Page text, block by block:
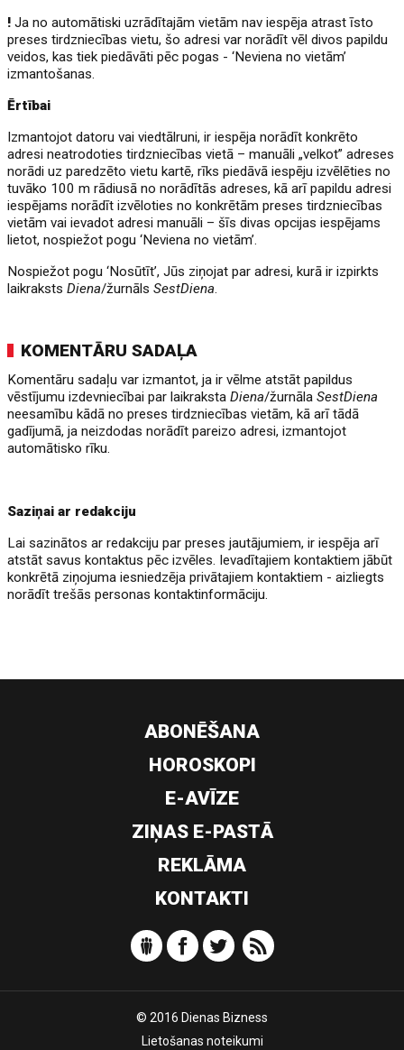
!Ja no automātiski uzrādītajām vietām nav iespēja atrast īsto
preses tirdzniecības vietu, šo adresi var norādīt vēl divos papildu
veidos, kas tiek piedāvāti pēc pogas - ‘Neviena no vietām’
izmantošanas.
Ērtībai
Izmantojot datoru vai viedtālruni, ir iespēja norādīt konkrēto
adresi neatrodoties tirdzniecības vietā – manuāli „velkot” adreses
norādi uz paredzēto vietu kartē, rīks piedāvā iespēju izvēlēties no
tuvāko 100 m rādiusā no norādītās adreses, kā arī papildu adresi
iespējams norādīt izvēloties no konkrētām preses tirdzniecības
vietām vai ievadot adresi manuāli – šīs divas opcijas iespējams
lietot, nospiežot pogu ‘Neviena no vietām’.
Nospiežot pogu ‘Nosūtīt’, Jūs ziņojat par adresi, kurā ir izpirkts
laikrakstsDiena/žurnālsSestDiena.
KOMENTĀRU SADAĻA
Komentāru sadaļu var izmantot, ja ir vēlme atstāt papildus
vēstījumu izdevniecībai par laikrakstaDiena/žurnālaSestDiena
neesamību kādā no preses tirdzniecības vietām, kā arī tādā
gadījumā, ja neizdodas norādīt pareizo adresi, izmantojot
automātisko rīku.
Saziņai ar redakciju
Lai sazinātos ar redakciju par preses jautājumiem, ir iespēja arī
atstāt savus kontaktus pēc izvēles. Ievadītajiem kontaktiem jābūt
konkrētā ziņojuma iesniedzēja privātajiem kontaktiem - aizliegts
norādīt trešās personas kontaktinformāciju.
ABONĒŠANA
HOROSKOPI
E-AVĪZE
ZIŅAS E-PASTĀ
REKLĀMA
KONTAKTI
© 2016 Dienas Bizness
Lietošanas noteikumi